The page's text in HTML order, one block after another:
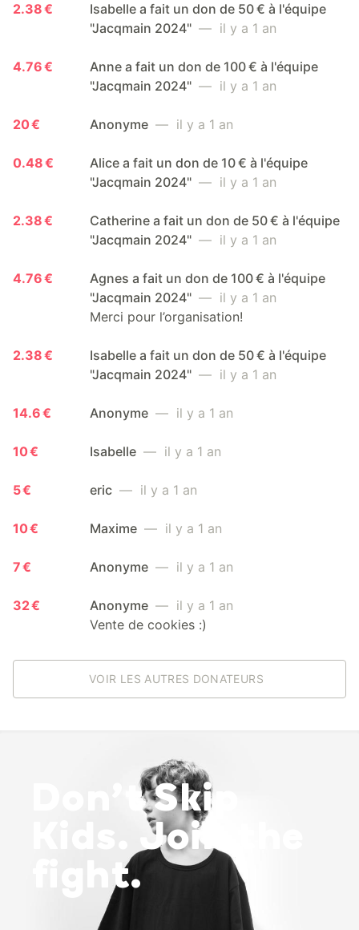
2.38 €
Isabelle a fait un don de 50 € à l'équipe
"Jacqmain 2024" — il y a 1 an
4.76 €
Anne a fait un don de 100 € à l'équipe
"Jacqmain 2024" — il y a 1 an
20 € Anonyme — il y a 1 an
0.48 €
Alice a fait un don de 10 € à l'équipe
"Jacqmain 2024" — il y a 1 an
2.38 €
Catherine a fait un don de 50 € à l'équipe
"Jacqmain 2024" — il y a 1 an
4.76 €
Agnes a fait un don de 100 € à l'équipe
"Jacqmain 2024" — il y a 1 an
Merci pour l’organisation!
2.38 €
Isabelle a fait un don de 50 € à l'équipe
"Jacqmain 2024" — il y a 1 an
14.6 € Anonyme — il y a 1 an
10 € Isabelle — il y a 1 an
5 € eric — il y a 1 an
10 € Maxime — il y a 1 an
7 € Anonyme — il y a 1 an
32 € Anonyme — il y a 1 an
Vente de cookies :)
VOIR LES AUTRES DONATEURS
Don’t Skip
Kids. Join the
fight.